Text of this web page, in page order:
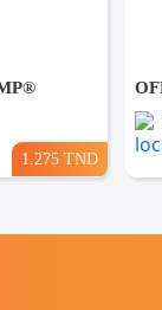
1.275 TND